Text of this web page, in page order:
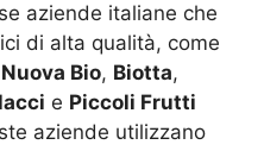
aziende italiane che
di alta qualità, come
Bio, Biotta,
e Piccoli Frutti
aziende utilizzano